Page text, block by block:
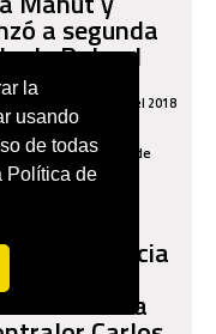
la
usando
de todas
Política de
a segunda
de Roland
Martes 29 de Mayo del 2018
Juan Martín del
3-1 a Nicolás
la primera ronda de
2018
audiencia
de
contra